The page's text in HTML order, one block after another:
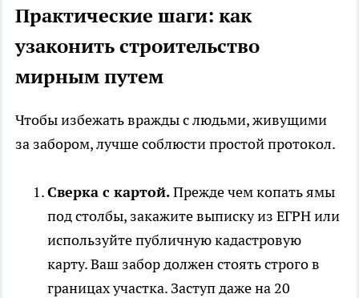
Практические шаги: как
узаконить строительство
мирным путем
Чтобы избежать вражды с людьми, живущими
за забором, лучше соблюсти простой протокол.
Сверка с картой.Прежде чем копать ямы
под столбы, закажите выписку из ЕГРН или
используйте публичную кадастровую
карту. Ваш забор должен стоять строго в
границах участка. Заступ даже на 20